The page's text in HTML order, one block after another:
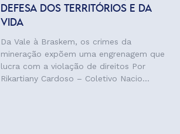
DEFESA DOS TERRITÓRIOS E DA
VIDA
Da Vale à Braskem, os crimes da
mineração expõem uma engrenagem que
lucra com a violação de direitos Por
Rikartiany Cardoso – Coletivo Nacio...